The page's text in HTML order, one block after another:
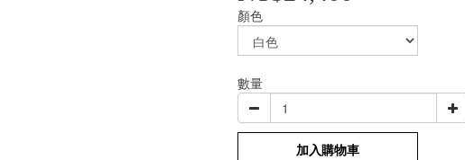
顏色
數量
加入購物車